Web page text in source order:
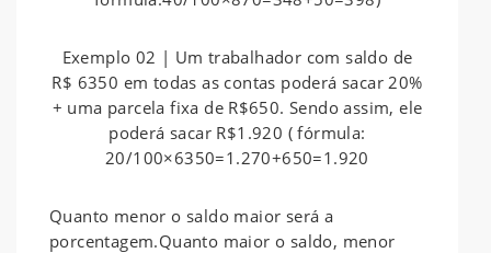
Exemplo 02 | Um trabalhador com saldo de
R$ 6350 em todas as contas poderá sacar 20%
+ uma parcela fixa de R$650. Sendo assim, ele
poderá sacar R$1.920 ( fórmula:
20/100×6350=1.270+650=1.920
Quanto menor o saldo maior será a
porcentagem.Quanto maior o saldo, menor